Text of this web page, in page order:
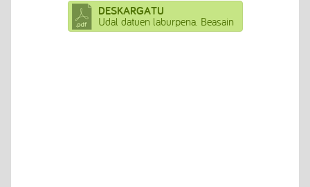
DESKARGATU
Udal datuen laburpena. Beasain